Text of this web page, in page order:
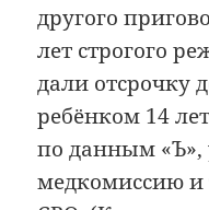
другого
лет строгого
дали отсрочку
ребёнком 14
по данным
медкомиссию и